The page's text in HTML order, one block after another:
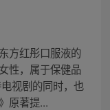
方红彤口服液的
性，属于保健品
视剧的同时，也
原著提...